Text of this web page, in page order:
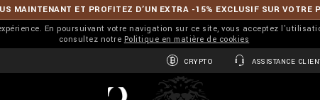
MAINTENANT ET PROFITEZ D’UN EXTRA -15% EXCLUSIF SUR VOTRE
En poursuivant votre navigation sur ce site, vous acceptez
consultez notre Politique en matière de cookies
CRYPTO ASSISTANCE